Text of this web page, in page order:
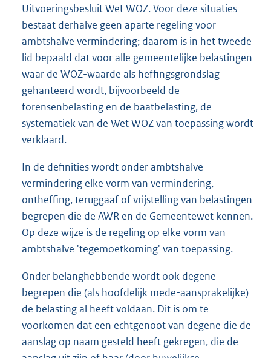
Uitvoeringsbesluit Wet WOZ. Voor deze situaties
bestaat derhalve geen aparte regeling voor
ambtshalve vermindering; daarom is in het tweede
lid bepaald dat voor alle gemeentelijke belastingen
waar de WOZ-waarde als heffingsgrondslag
gehanteerd wordt, bijvoorbeeld de
forensenbelasting en de baatbelasting, de
systematiek van de Wet WOZ van toepassing wordt
verklaard.
In de definities wordt onder ambtshalve
vermindering elke vorm van vermindering,
ontheffing, teruggaaf of vrijstelling van belastingen
begrepen die de AWR en de Gemeentewet kennen.
Op deze wijze is de regeling op elke vorm van
ambtshalve 'tegemoetkoming' van toepassing.
Onder belanghebbende wordt ook degene
begrepen die (als hoofdelijk mede-aansprakelijke)
de belasting al heeft voldaan. Dit is om te
voorkomen dat een echtgenoot van degene die de
aanslag op naam gesteld heeft gekregen, die de